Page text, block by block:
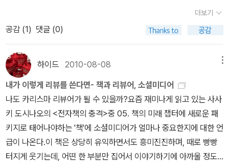
을 배신하고 거짓말을 했는지, 어떻게 그를 쫓아냈는지, 그리고 어떻
게 바바와 알리의 40년 우정을 망가뜨렸는지 그녀에게 말해줄 뻔했
다. 그러나 그렇게 하지 않았다. 소라야 타헤리는 여러가지 면에서 나
보다 나은 사람이었다. 용기가 그중 하나였다. p.251'좋은 것을 생각
하렴.' 바바가 내 귀에 대고 말했다.'행복한 것 말이야.'페샤와르로 가
는피난중 지하실에서 가장 행복했던 순간을 상상하라고 할때 연을 날
리는 상상을 했었다... 연은 모든 갈등을 해결하는 도구로서의 역활을
했었던거 같다.아버지 바바강인함의 전형인 사람 같았다.카불의 모든
사람에게 존경 받는 부유함..거기에다가 어려운 이웃을 항상 챙겨주
는 따스함...고아들을 위해 직접 설계하고 일일이 챙겨서 지은 고아
원....하인의 아들인 하산에게 해마다 생일 선물을 챙겨주는등...아들
서 선량한 민중들을 공포의 도가니 속에 빠트렸다가 결국 9.11 테러
사건으로 물러난 일 등이 주인공 아미르의 행적을 중심으로 자연스럽
게 드러난다. 마지막으로, 책 속에서 인상 깊은 구절 몇 가지를 같이
나누고 싶다. - 네가 사람을 죽이면 그것은 한 생명을 훔치는 것이다.
그것은 그의 아내에게서 남편에 대한 권리를 훔치는 것이고 그의 자
식들에게서 아버지를 훔치는 것이다. 네가 거짓말을 하면 그것은 진
실을 알아야 할 다른 사람의 권리를 훔치는 것이다. 네가 속임수를 쓰
면 그것은 공정함에 대한 권리를 훔치는 것이다. 도둑질보다 더 나쁜
짓은 없다.- 바바와 나는 내가 알고 있던 것보다 훨씬 더 많이 닮았다.
우리 두 사람 모두 우리를 위해 목숨이라도 내 놓을 사람들을 배신했
다.- 소랍이 조용하다고 말한다면 그것은 틀린 말이다. 조용함은 평화
지 궁금하기도 했다. 바바가 원했던 아미르는 아니지만 바바의 잘못
를 하는 아미르였다.수십 년의 파괴를 이겨내고 아프가니스탄이 원상
태를 회복하는 길을 포용이라고 말하는 것일까? 연을 쫓던 하산과 아
미르가 어깨를 나란히 할 수 없었지만 같은 길을 뛰었듯이 가난한 나
라의 사람들은 무엇으로 새로운 도약을 할 수 있을까요?(책 표지에는
하산과 아미르가 어깨동무를 하고 있군요...아무쪼록 약자를 위해서
전쟁의 공포는 최소한으로 줄어들어야 할텐데...)
다 차라리 진실에 의해 상처를 입는 것이 낫다' - 바바'너를 위해서라
면 천 번이라도 그렇게 하마 ' - 하산이 아미르에게.. 아미르가 소랍에
게..
더보기
공감 (1) 댓글 (0)
하이드 2010-08-08
내가 이렇게 리뷰를 쓴다면- 책과 리뷰어, 소셜미디어
나도 카리스마 리뷰어가 될 수 있을까?요즘 재미나게 읽고 있는 사사
키 도시나오의 <전자책의 충격>중 05. 책의 미래 챕터에 새로운 패
키지로 태어나야하는 '책'에 소셜미디어가 얼마나 중요한지에 대한 언
급이 나온다.이 책은 상당히 유익하면서도 흥미진진하며, 때로 빵빵
터지게 웃기는데, 어떤 한 부분만 집어서 이야기하기에 아까울 정도